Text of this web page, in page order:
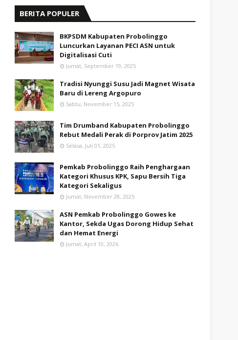
BERITA POPULER
BKPSDM Kabupaten Probolinggo
Luncurkan Layanan PECI ASN untuk
Digitalisasi Cuti
Jumat, September 19, 2025
Tradisi Nyunggi Susu Jadi Magnet Wisata
Baru di Lereng Argopuro
Sabtu, November 15, 2025
Tim Drumband Kabupaten Probolinggo
Rebut Medali Perak di Porprov Jatim 2025
Selasa, Juli 01, 2025
Pemkab Probolinggo Raih Penghargaan
Kategori Khusus KPK, Sapu Bersih Tiga
Kategori Sekaligus
Jumat, November 28, 2025
ASN Pemkab Probolinggo Gowes ke
Kantor, Sekda Ugas Dorong Hidup Sehat
dan Hemat Energi
Jumat, April 10, 2026